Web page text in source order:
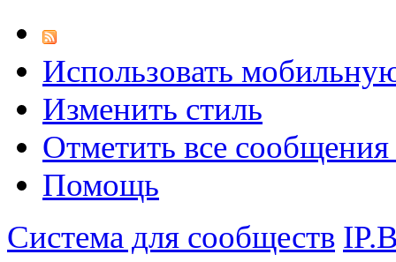
Использовать
Изменить стиль
Отметить все
Помощь
Система для сообществ